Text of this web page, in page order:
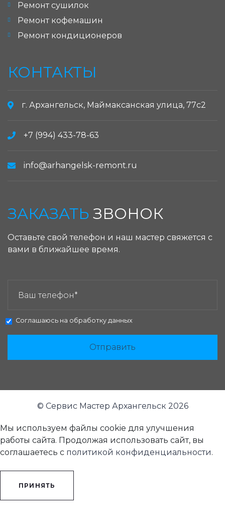
Ремонт сушилок
Ремонт кофемашин
Ремонт кондиционеров
КОНТАКТЫ
г. Архангельск, Маймаксанская улица, 77с2
+7 (994) 433-78-63
info@arhangelsk-remont.ru
ЗАКАЗАТЬ ЗВОНОК
Оставьте свой телефон и наш мастер свяжется с
вами в ближайшее время.
Соглашаюсь на обработку данных
Отправить
© Сервис Мастер Архангельск 2026
Мы используем файлы cookie для улучшения
работы сайта. Продолжая использовать сайт, вы
соглашаетесь с политикой конфиденциальности.
ПРИНЯТЬ